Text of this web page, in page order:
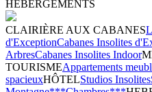
HÉBERGEMENTS
CLAIRIÈRE AUX CABANES
d'ExceptionCabanes Insolites
ArbresCabanes Insolites Indoor
TOURISMEAppartements
spacieuxHÔTELStudios Insolites